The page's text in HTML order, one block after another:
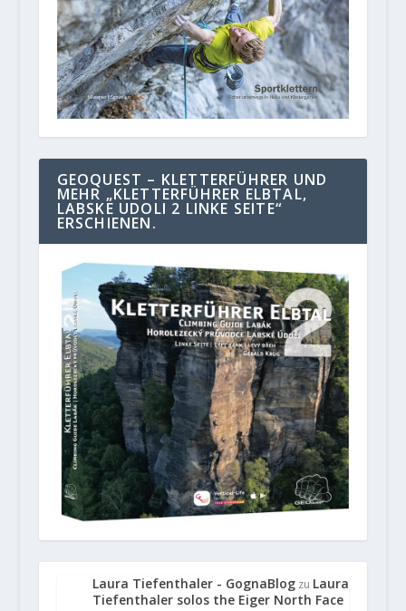
GEOQUEST – KLETTERFÜHRER UND
MEHR „KLETTERFÜHRER ELBTAL,
LABSKE UDOLI 2 LINKE SEITE“
ERSCHIENEN.
Laura Tiefenthaler - GognaBlogzu Laura
Tiefenthaler solos the Eiger North Face